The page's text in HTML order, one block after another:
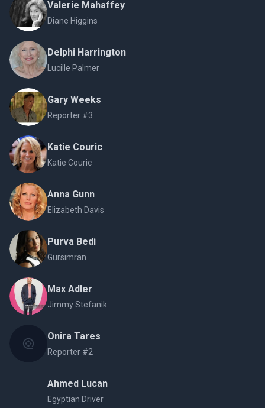
Valerie Mahaffey
Diane Higgins
Delphi Harrington
Lucille Palmer
Gary Weeks
Reporter #3
Katie Couric
Katie Couric
Anna Gunn
Elizabeth Davis
Purva Bedi
Gursimran
Max Adler
Jimmy Stefanik
Onira Tares
Reporter #2
Ahmed Lucan
Egyptian Driver